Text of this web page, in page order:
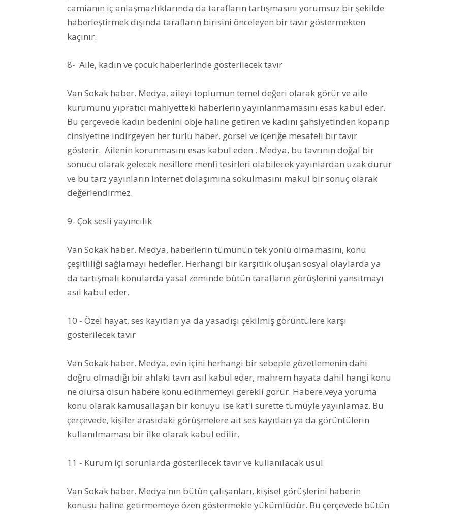
camianın iç anlaşmazlıklarında da tarafların tartışmasını yorumsuz bir şekilde
haberleştirmek dışında tarafların birisini önceleyen bir tavır göstermekten
kaçınır.
8- Aile, kadın ve çocuk haberlerinde gösterilecek tavır
Van Sokak haber. Medya, aileyi toplumun temel değeri olarak görür ve aile
kurumunu yıpratıcı mahiyetteki haberlerin yayınlanmamasını esas kabul eder.
Bu çerçevede kadın bedenini obje haline getiren ve kadını şahsiyetinden koparıp
cinsiyetine indirgeyen her türlü haber, görsel ve içeriğe mesafeli bir tavır
gösterir. Ailenin korunmasını esas kabul eden . Medya, bu tavrının doğal bir
sonucu olarak gelecek nesillere menfi tesirleri olabilecek yayınlardan uzak durur
ve bu tarz yayınların internet dolaşımına sokulmasını makul bir sonuç olarak
değerlendirmez.
9- Çok sesli yayıncılık
Van Sokak haber. Medya, haberlerin tümünün tek yönlü olmamasını, konu
çeşitliliği sağlamayı hedefler. Herhangi bir karşıtlık oluşan sosyal olaylarda ya
da tartışmalı konularda yasal zeminde bütün tarafların görüşlerini yansıtmayı
asıl kabul eder.
10 - Özel hayat, ses kayıtları ya da yasadışı çekilmiş görüntülere karşı
gösterilecek tavır
Van Sokak haber. Medya, evin içini herhangi bir sebeple gözetlemenin dahi
doğru olmadığı bir ahlaki tavrı asıl kabul eder, mahrem hayata dahil hangi konu
ne olursa olsun habere konu edinmemeyi gerekli görür. Habere veya yoruma
konu olarak kamusallaşan bir konuyu ise kat'i surette tümüyle yayınlamaz. Bu
çerçevede, kişiler arasıdaki görüşmelere ait ses kayıtları ya da görüntülerin
kullanılmaması bir ilke olarak kabul edilir.
11 - Kurum içi sorunlarda gösterilecek tavır ve kullanılacak usul
Van Sokak haber. Medya'nın bütün çalışanları, kişisel görüşlerini haberin
konusu haline getirmemeye özen göstermekle yükümlüdür. Bu çerçevede bütün